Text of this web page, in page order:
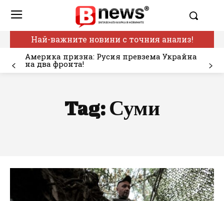
Най-важните новини с точния анализ!
Америка призна: Русия превзема Украйна
на два фронта!
Tag: Суми